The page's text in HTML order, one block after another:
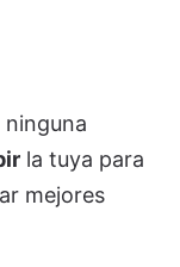
la tuya para
mejores